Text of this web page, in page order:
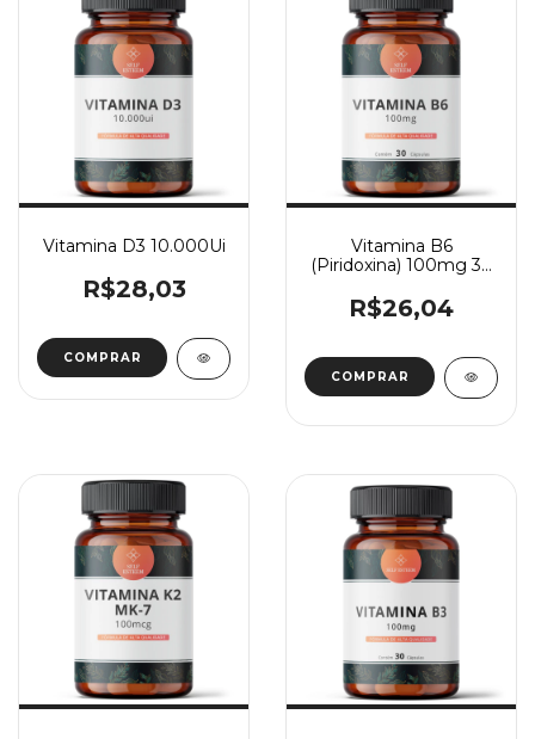
Vitamina D3 10.000Ui
R$28,03
COMPRAR
Vitamina B6
(Piridoxina) 100mg 30
R$26,04